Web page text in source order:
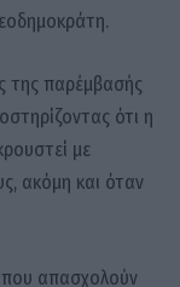
της παρέμβασής
ότι η
με
ακόμη και όταν
που απασχολούν